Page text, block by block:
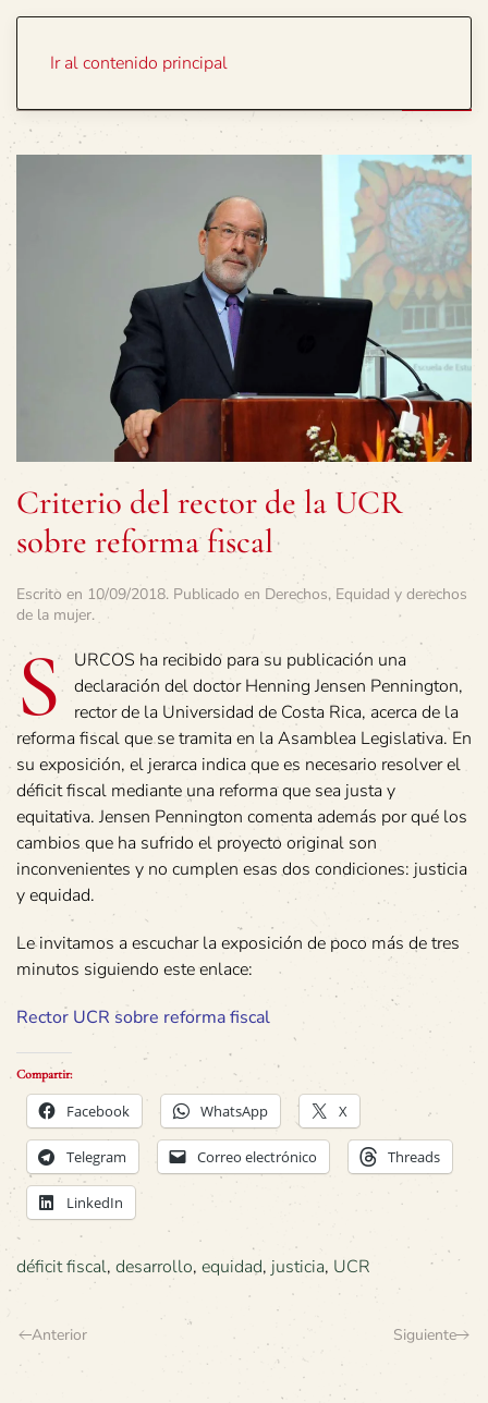
Ir al contenido principal
Criterio del rector de la UCR
sobre reforma fiscal
Escrito en 10/09/2018. Publicado en Derechos, Equidad y derechos
de la mujer.
S
URCOS ha recibido para su publicación una
declaración del doctor Henning Jensen Pennington,
rector de la Universidad de Costa Rica, acerca de la
reforma fiscal que se tramita en la Asamblea Legislativa. En
su exposición, el jerarca indica que es necesario resolver el
déficit fiscal mediante una reforma que sea justa y
equitativa. Jensen Pennington comenta además por qué los
cambios que ha sufrido el proyecto original son
inconvenientes y no cumplen esas dos condiciones: justicia
y equidad.
Le invitamos a escuchar la exposición de poco más de tres
minutos siguiendo este enlace:
Rector UCR sobre reforma fiscal
Compartir:
Facebook WhatsApp X
Telegram Correo electrónico Threads
LinkedIn
déficit fiscal, desarrollo, equidad, justicia, UCR
Anterior Siguiente